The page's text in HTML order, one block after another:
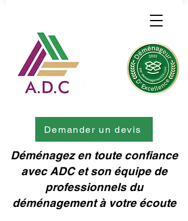
Déménagez en toute confiance
avec ADC et son équipe de
professionnels du
déménagement à votre écoute
Demander un devis